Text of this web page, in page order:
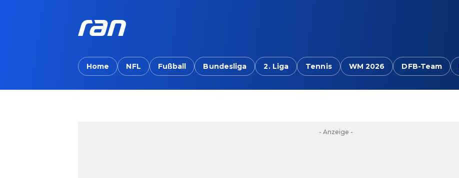
Home NFL Fußball Bundesliga 2. Liga Tennis WM 2026 DFB-Team
- Anzeige -